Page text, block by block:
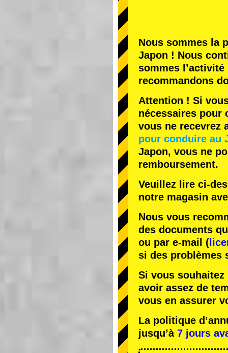
Nous sommes la
Japon ! Nous
sommes l’activité
recommandons
Attention ! Si
nécessaires pour
vous ne recevrez
pour conduire au
Japon, vous ne
remboursement.
Veuillez lire ci-
notre magasin
Nous vous
des documents
ou par e-mail (
si des problèmes
Si vous
avoir assez de
vous en assurer
La politique
jusqu’à 7 jours